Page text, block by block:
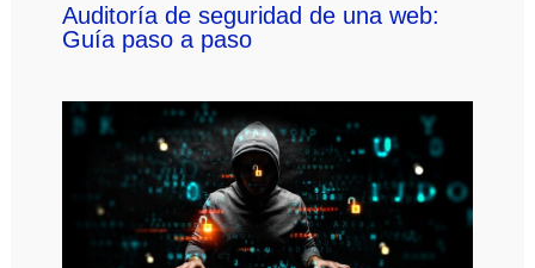
Auditoría de seguridad de una web:
Guía paso a paso